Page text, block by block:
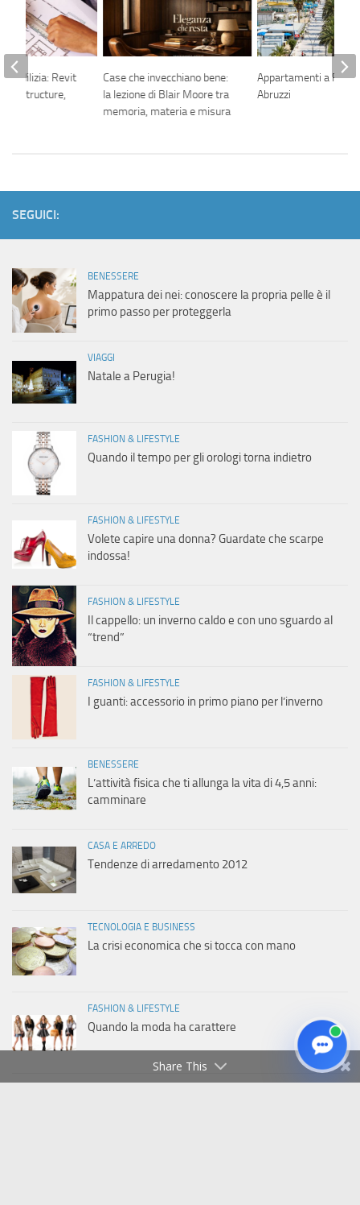
Case che invecchiano bene:
la lezione di Blair Moore tra
memoria, materia e misura
Appartamenti a
Abruzzi
edilizia: Revit
Structure,
SEGUICI:
BENESSERE
Mappatura dei nei: conoscere la propria pelle è il
primo passo per proteggerla
VIAGGI
Natale a Perugia!
FASHION & LIFESTYLE
Quando il tempo per gli orologi torna indietro
FASHION & LIFESTYLE
Volete capire una donna? Guardate che scarpe
indossa!
FASHION & LIFESTYLE
Il cappello: un inverno caldo e con uno sguardo al
“trend”
FASHION & LIFESTYLE
I guanti: accessorio in primo piano per l’inverno
BENESSERE
L’attività fisica che ti allunga la vita di 4,5 anni:
camminare
CASA E ARREDO
Tendenze di arredamento 2012
TECNOLOGIA E BUSINESS
La crisi economica che si tocca con mano
FASHION & LIFESTYLE
Quando la moda ha carattere
Share This